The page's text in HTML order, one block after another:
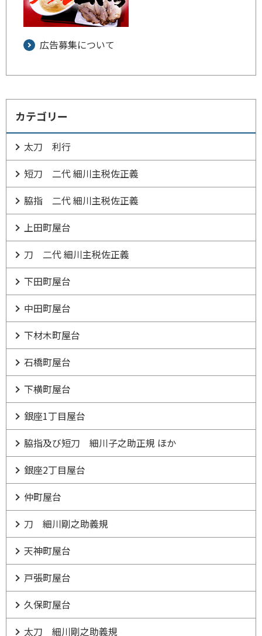
広告募集について
カテゴリー
太刀 利行
短刀 二代 細川主税佐正義
脇指 二代 細川主税佐正義
上田町屋台
刀 二代 細川主税佐正義
下田町屋台
中田町屋台
下材木町屋台
石橋町屋台
下横町屋台
銀座1丁目屋台
脇指及び短刀 細川子之助正規 ほか
銀座2丁目屋台
仲町屋台
刀 細川剛之助義規
天神町屋台
戸張町屋台
久保町屋台
太刀 細川剛之助義規